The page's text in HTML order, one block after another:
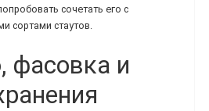
сочетать его с
сортами стаутов.
фасовка и